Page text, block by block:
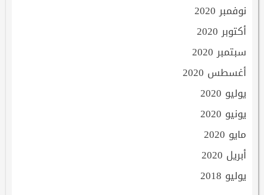
نوفمبر 2020
أكتوبر 2020
سبتمبر 2020
أغسطس 2020
يوليو 2020
يونيو 2020
مايو 2020
أبريل 2020
يوليو 2018